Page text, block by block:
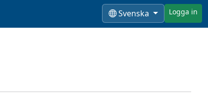
Svenska Logga in